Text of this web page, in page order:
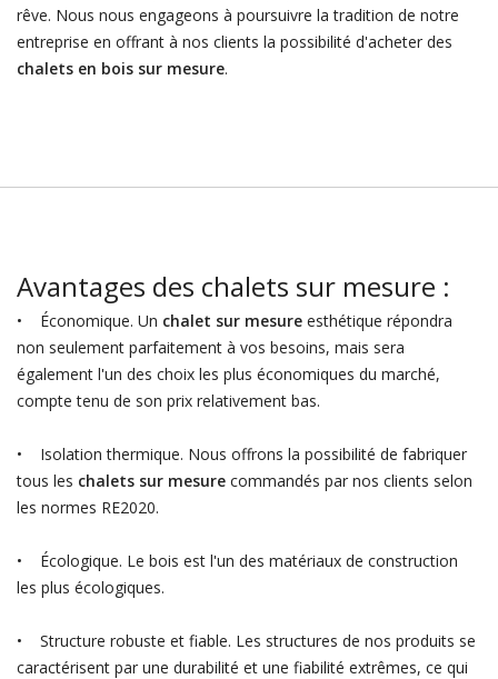
rêve. Nous nous engageons à poursuivre la tradition de notre
entreprise en offrant à nos clients la possibilité d'acheter des
chalets en bois sur mesure.
Avantages des chalets sur mesure :
• Économique. Un chalet sur mesureesthétique répondra
non seulement parfaitement à vos besoins, mais sera
également l'un des choix les plus économiques du marché,
compte tenu de son prix relativement bas.
• Isolation thermique. Nous offrons la possibilité de fabriquer
tous les chalets sur mesurecommandés par nos clients selon
les normes RE2020.
• Écologique. Le bois est l'un des matériaux de construction
les plus écologiques.
• Structure robuste et fiable. Les structures de nos produits se
caractérisent par une durabilité et une fiabilité extrêmes, ce qui